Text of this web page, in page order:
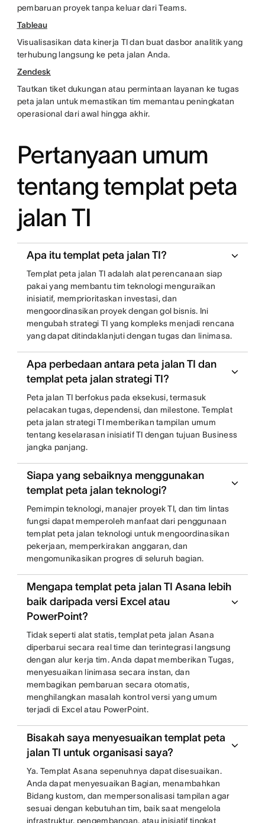
pembaruan proyek tanpa keluar dari Teams.
Tableau
Visualisasikan data kinerja TI dan buat dasbor analitik yang
terhubung langsung ke peta jalan Anda.
Zendesk
Tautkan tiket dukungan atau permintaan layanan ke tugas
peta jalan untuk memastikan tim memantau peningkatan
operasional dari awal hingga akhir.
Pertanyaan umum
tentang templat peta
jalan TI
Apa itu templat peta jalan TI?
Templat peta jalan TI adalah alat perencanaan siap
pakai yang membantu tim teknologi menguraikan
inisiatif, memprioritaskan investasi, dan
mengoordinasikan proyek dengan gol bisnis. Ini
mengubah strategi TI yang kompleks menjadi rencana
yang dapat ditindaklanjuti dengan tugas dan linimasa.
Apa perbedaan antara peta jalan TI dan
templat peta jalan strategi TI?
Peta jalan TI berfokus pada eksekusi, termasuk
pelacakan tugas, dependensi, dan milestone. Templat
peta jalan strategi TI memberikan tampilan umum
tentang keselarasan inisiatif TI dengan tujuan Business
jangka panjang.
Siapa yang sebaiknya menggunakan
templat peta jalan teknologi?
Pemimpin teknologi, manajer proyek TI, dan tim lintas
fungsi dapat memperoleh manfaat dari penggunaan
templat peta jalan teknologi untuk mengoordinasikan
pekerjaan, memperkirakan anggaran, dan
mengomunikasikan progres di seluruh bagian.
Mengapa templat peta jalan TI Asana lebih
baik daripada versi Excel atau
PowerPoint?
Tidak seperti alat statis, templat peta jalan Asana
diperbarui secara real time dan terintegrasi langsung
dengan alur kerja tim. Anda dapat memberikan Tugas,
menyesuaikan linimasa secara instan, dan
membagikan pembaruan secara otomatis,
menghilangkan masalah kontrol versi yang umum
terjadi di Excel atau PowerPoint.
Bisakah saya menyesuaikan templat peta
jalan TI untuk organisasi saya?
Ya. Templat Asana sepenuhnya dapat disesuaikan.
Anda dapat menyesuaikan Bagian, menambahkan
Bidang kustom, dan mempersonalisasi tampilan agar
sesuai dengan kebutuhan tim, baik saat mengelola
infrastruktur, pengembangan, atau inisiatif tingkat